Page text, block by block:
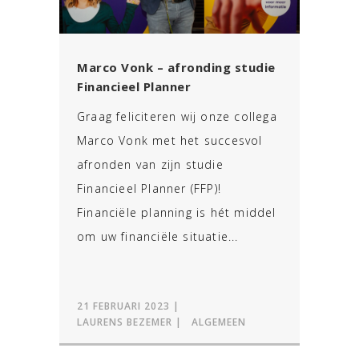
Marco Vonk – afronding studie
Financieel Planner
Graag feliciteren wij onze collega
Marco Vonk met het succesvol
afronden van zijn studie
Financieel Planner (FFP)!
Financiële planning is hét middel
om uw financiële situatie...
21 FEBRUARI 2023
LAURENS BEZEMER
ALGEMEEN